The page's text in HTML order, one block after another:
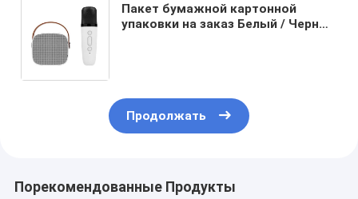
Пакет бумажной картонной
упаковки на заказ Белый / Черный
Продолжать
Порекомендованные Продукты